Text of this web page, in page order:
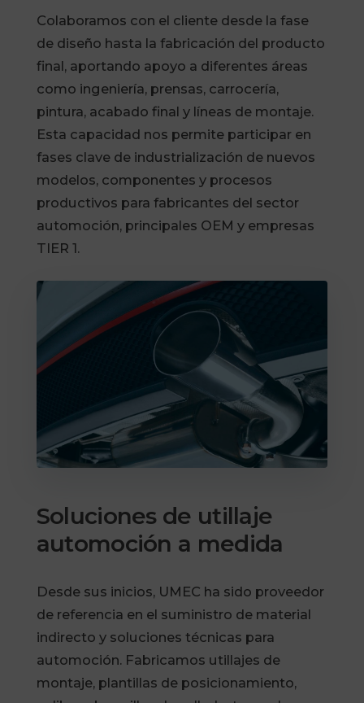
Colaboramos con el cliente desde la fase
de diseño hasta la fabricación del producto
final, aportando apoyo a diferentes áreas
como ingeniería, prensas, carrocería,
pintura, acabado final y líneas de montaje.
Esta capacidad nos permite participar en
fases clave de industrialización de nuevos
modelos, componentes y procesos
productivos para fabricantes del sector
automoción, principales OEM y empresas
TIER 1.
Soluciones de utillaje
automoción a medida
Desde sus inicios, UMEC ha sido proveedor
de referencia en el suministro de material
indirecto y soluciones técnicas para
automoción. Fabricamos utillajes de
montaje, plantillas de posicionamiento,